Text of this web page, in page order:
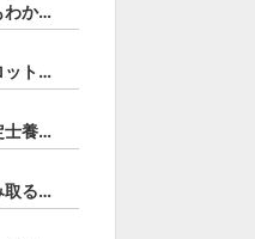
🎥飼い主との相性もわかる「ペットのための占星術」（芳垣宗久）
🎥もっと深めるタロットリーディング【コートカード編】（宏林）
🎥西洋占星術・鑑定士養成スピードマスターコース（最新版）
🎥「偶然」から読み取る「必然」の兆し：イベント・チャート・メソッド